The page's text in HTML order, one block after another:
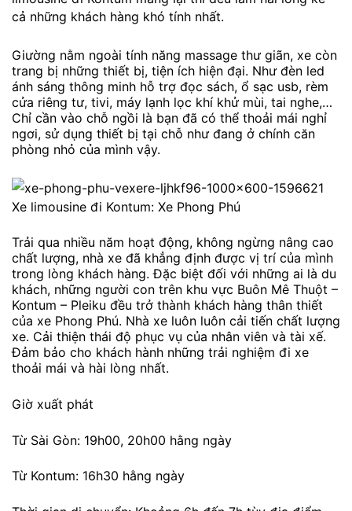
cả những khách hàng khó tính nhất.
Giường nằm ngoài tính năng massage thư giãn, xe còn
trang bị những thiết bị, tiện ích hiện đại. Như đèn led
ánh sáng thông minh hỗ trợ đọc sách, ổ sạc usb, rèm
cửa riêng tư, tivi, máy lạnh lọc khí khử mùi, tai nghe,…
Chỉ cần vào chỗ ngồi là bạn đã có thể thoải mái nghỉ
ngơi, sử dụng thiết bị tại chỗ như đang ở chính căn
phòng nhỏ của mình vậy.
Xe limousine đi Kontum: Xe Phong Phú
Trải qua nhiều năm hoạt động, không ngừng nâng cao
chất lượng, nhà xe đã khẳng định được vị trí của mình
trong lòng khách hàng. Đặc biệt đối với những ai là du
khách, những người con trên khu vực Buôn Mê Thuột –
Kontum – Pleiku đều trở thành khách hàng thân thiết
của xe Phong Phú. Nhà xe luôn luôn cải tiến chất lượng
xe. Cải thiện thái độ phục vụ của nhân viên và tài xế.
Đảm bảo cho khách hành những trải nghiệm đi xe
thoải mái và hài lòng nhất.
Giờ xuất phát
Từ Sài Gòn: 19h00, 20h00 hằng ngày
Từ Kontum: 16h30 hằng ngày